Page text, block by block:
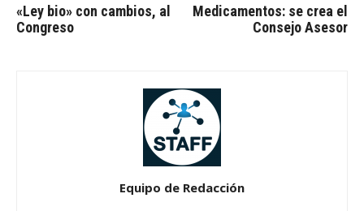
«Ley bio» con cambios, al
Congreso
Medicamentos: se crea el
Consejo Asesor
Equipo de Redacción